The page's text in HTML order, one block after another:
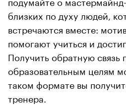
близких по духу людей,
встречаются вместе:
помогают учиться и
Получить обратную связь
образовательным целям
таком формате вы
тренера.